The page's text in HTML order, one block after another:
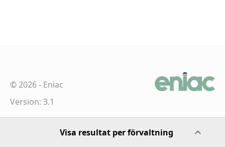
Visa resultat per förvaltning
©2026- Eniac
Version: 3.1